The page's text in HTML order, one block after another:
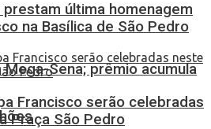
Sena; prêmio acumula
última homenagem
na Basílica de São Pedro
Francisco serão celebradas
Praça São Pedro